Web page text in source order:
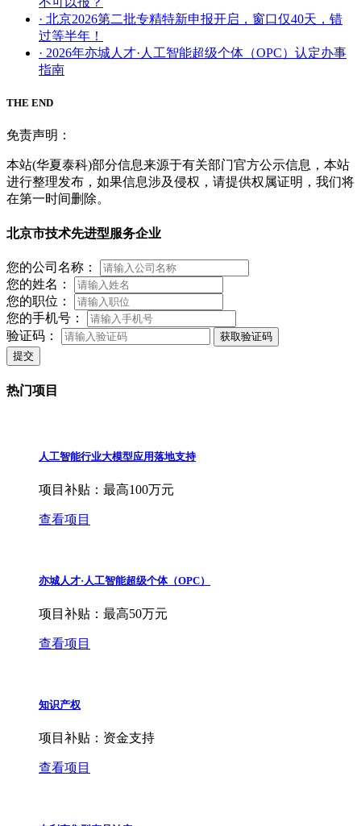
· 北京2026第二批专精特新申报开启，窗口仅40天，错
过等半年！
· 2026年亦城人才·人工智能超级个体（OPC）认定办事
指南
THE END
免责声明：
本站(华夏泰科)部分信息来源于有关部门官方公示信息，本站
进行整理发布，如果信息涉及侵权，请提供权属证明，我们将
在第一时间删除。
北京市技术先进型服务企业
您的公司名称：
您的姓名：
您的职位：
您的手机号：
验证码：
获取验证码
提交
热门项目
人工智能行业大模型应用落地支持
项目补贴： 最高100万元
查看项目
亦城人才·人工智能超级个体（OPC）
项目补贴： 最高50万元
查看项目
知识产权
项目补贴： 资金支持
查看项目